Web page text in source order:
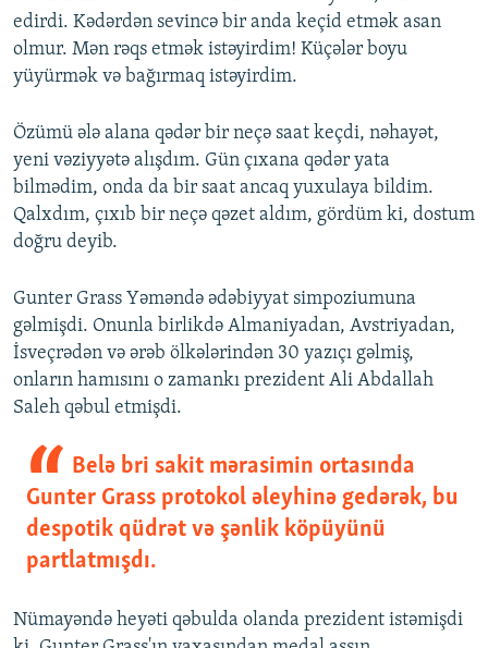
edirdi. Kədərdən sevincə bir anda keçid etmək asan
olmur. Mən rəqs etmək istəyirdim! Küçələr boyu
yüyürmək və bağırmaq istəyirdim.
Özümü ələ alana qədər bir neçə saat keçdi, nəhayət,
yeni vəziyyətə alışdım. Gün çıxana qədər yata
bilmədim, onda da bir saat ancaq yuxulaya bildim.
Qalxdım, çıxıb bir neçə qəzet aldım, gördüm ki, dostum
doğru deyib.
Gunter Grass Yəməndə ədəbiyyat simpoziumuna
gəlmişdi. Onunla birlikdə Almaniyadan, Avstriyadan,
İsveçrədən və ərəb ölkələrindən 30 yazıçı gəlmiş,
onların hamısını o zamankı prezident Ali Abdallah
Saleh qəbul etmişdi.
Belə bri sakit mərasimin ortasında
Gunter Grass protokol əleyhinə gedərək, bu
despotik qüdrət və şənlik köpüyünü
partlatmışdı.
Nümayəndə heyəti qəbulda olanda prezident istəmişdi